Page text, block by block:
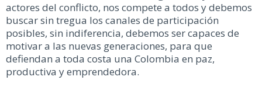
actores del conflicto, nos compete a todos y debemos
buscar sin tregua los canales de participación
posibles, sin indiferencia, debemos ser capaces de
motivar a las nuevas generaciones, para que
defiendan a toda costa una Colombia en paz,
productiva y emprendedora.